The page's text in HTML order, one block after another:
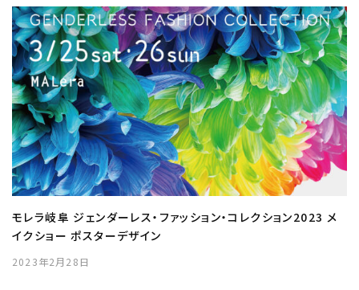
モレラ岐阜 ジェンダーレス・ファッション・コレクション2023 メ
イクショー ポスターデザイン
2023年2月28日